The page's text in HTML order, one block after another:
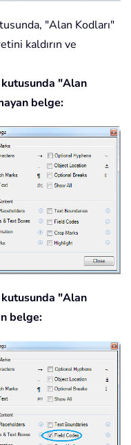
"Alan Kodları"
kaldırın ve
"Alan
belge:
"Alan
belge: